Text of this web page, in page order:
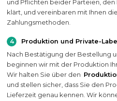
und Pflichten beider Parteien, den
klärt, und vereinbaren mit Ihnen
Zahlungsmethoden.
4
Produktion und Private-
Nach Bestätigung der Bestellung
beginnen wir mit der Produktion
Wir halten Sie über den
und stellen sicher, dass Sie den
Lieferzeit genau kennen. Wir